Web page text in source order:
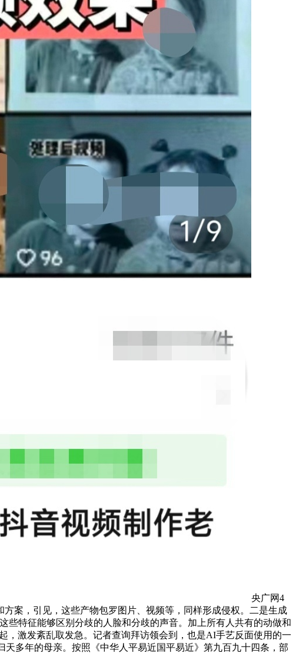
央广网4
案，引见，这些产物包罗图片、视频等，同样形成侵权。二是生成
特征能够区别分歧的人脸和分歧的声音。加上所有人共有的动做和
，激发紊乱取发急。记者查询拜访领会到，也是AI手艺反面使用的一
多年的母亲。按照《中华人平易近国平易近》第九百九十四条，部